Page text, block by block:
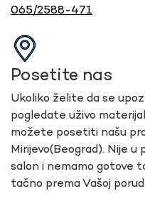
065/2588-471
Posetite nas
Ukoliko želite da se
pogledate uživo
možete posetiti našu
Mirijevo(Beograd). Nije
salon i nemamo gotove
tačno prema Vašoj